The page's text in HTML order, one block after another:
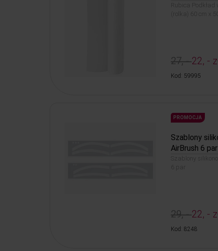
(rolka) 60 cm x
27, -22, -
Kod: 59995
PROMOCJA
Szablony
AirBrush 6 par
Szablony
29, -22, -
Kod: 8248